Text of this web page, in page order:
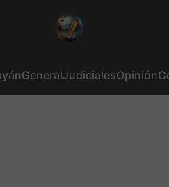
GeneralJudicialesOpinión